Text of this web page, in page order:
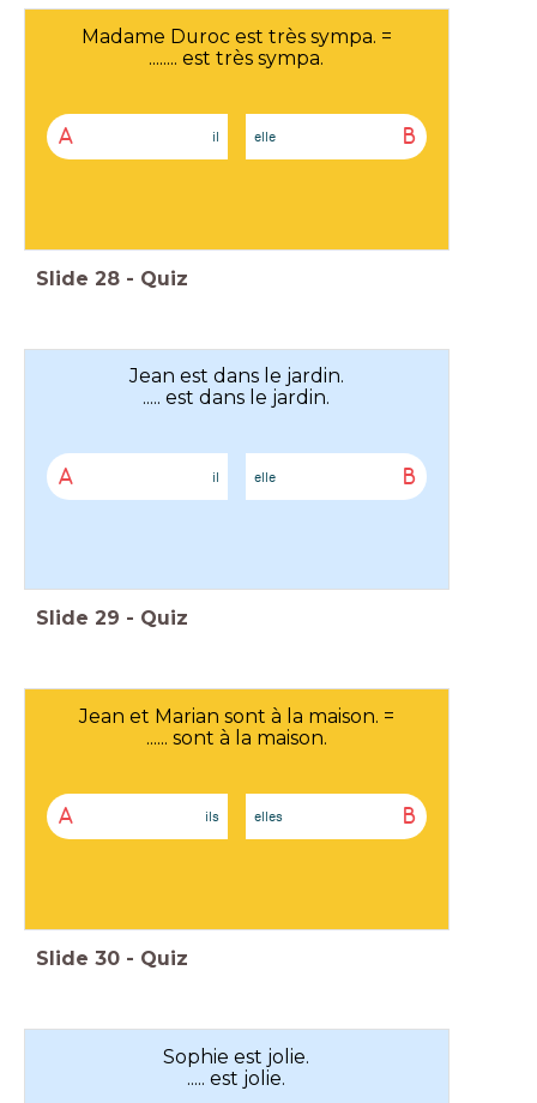
Madame Duroc est très sympa. =
........ est très sympa.
A il B
elle
Slide 28 - Quiz
Jean est dans le jardin.
..... est dans le jardin.
A il B
elle
Slide 29 - Quiz
Jean et Marian sont à la maison. =
...... sont à la maison.
A ils B
elles
Slide 30 - Quiz
Sophie est jolie.
..... est jolie.